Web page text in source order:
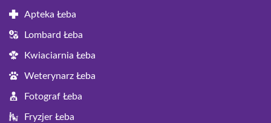
Apteka Łeba
Lombard Łeba
Kwiaciarnia Łeba
Weterynarz Łeba
Fotograf Łeba
Fryzjer Łeba